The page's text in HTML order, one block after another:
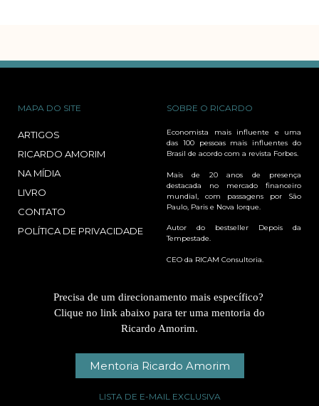
MAPA DO SITE
ARTIGOS
RICARDO AMORIM
NA MÍDIA
LIVRO
CONTATO
POLÍTICA DE PRIVACIDADE
SOBRE O RICARDO
Economista mais influente e uma
das 100 pessoas mais influentes do
Brasil de acordo com a revista Forbes.
Mais de 20 anos de presença
destacada no mercado financeiro
mundial, com passagens por São
Paulo, Paris e Nova Iorque.
Autor do bestseller Depois da
Tempestade.
CEO da RICAM Consultoria.
Precisa de um direcionamento mais específico?
Clique no link abaixo para ter uma mentoria do
Ricardo Amorim.
Mentoria Ricardo Amorim
LISTA DE E-MAIL EXCLUSIVA